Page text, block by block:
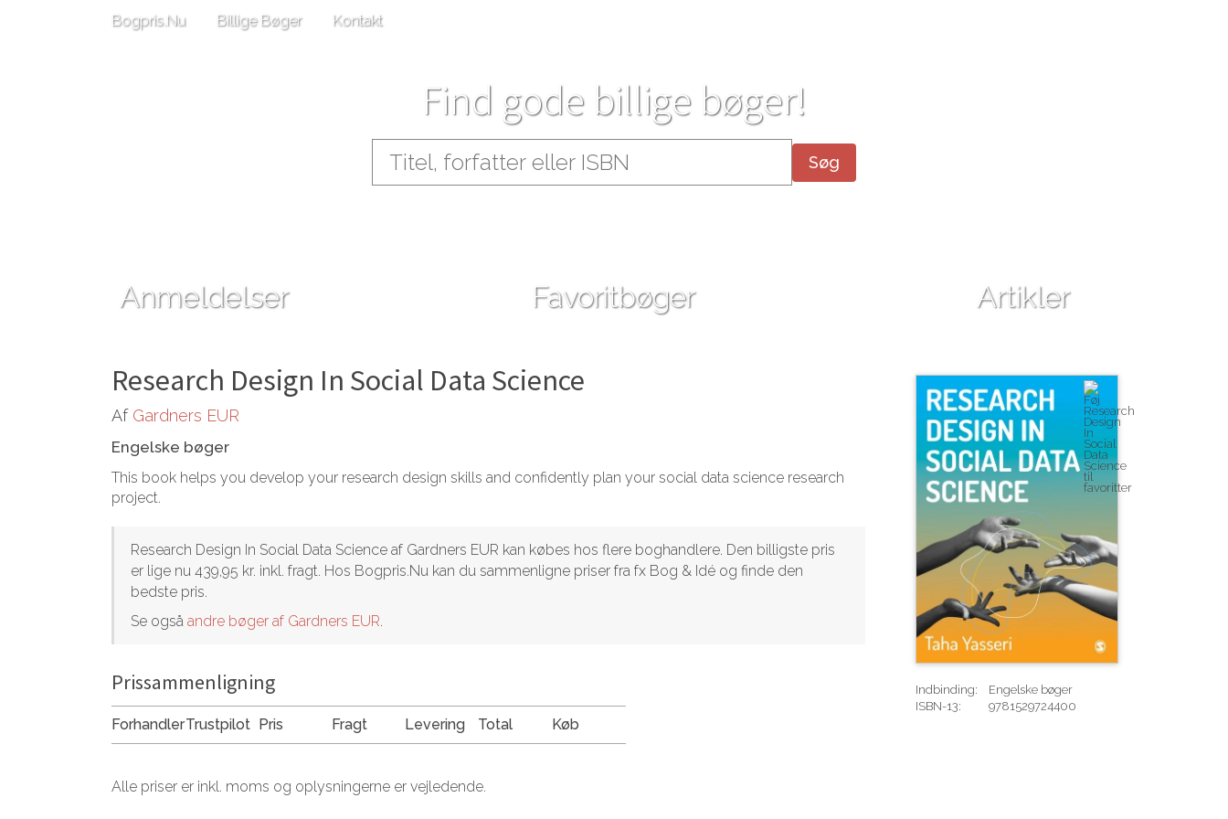
Bogpris.Nu Billige Bøger Kontakt
Find gode billige bøger!
Søg
Anmeldelser Favoritbøger Artikler
Indbinding:
Engelske bøger
ISBN-13:
9781529724400
Research Design In Social Data Science
Af Gardners EUR
Engelske bøger
This book helps you develop your research design skills and confidently plan your social data science research
project.
Research Design In Social Data Science af Gardners EUR kan købes hos flere boghandlere. Den billigste pris
er lige nu 439,95 kr. inkl. fragt. Hos Bogpris.Nu kan du sammenligne priser fra fx Bog & Idé og finde den
bedste pris.
Se også andre bøger af Gardners EUR.
Prissammenligning
ForhandlerTrustpilot Pris Fragt Levering Total Køb
Alle priser er inkl. moms og oplysningerne er vejledende.